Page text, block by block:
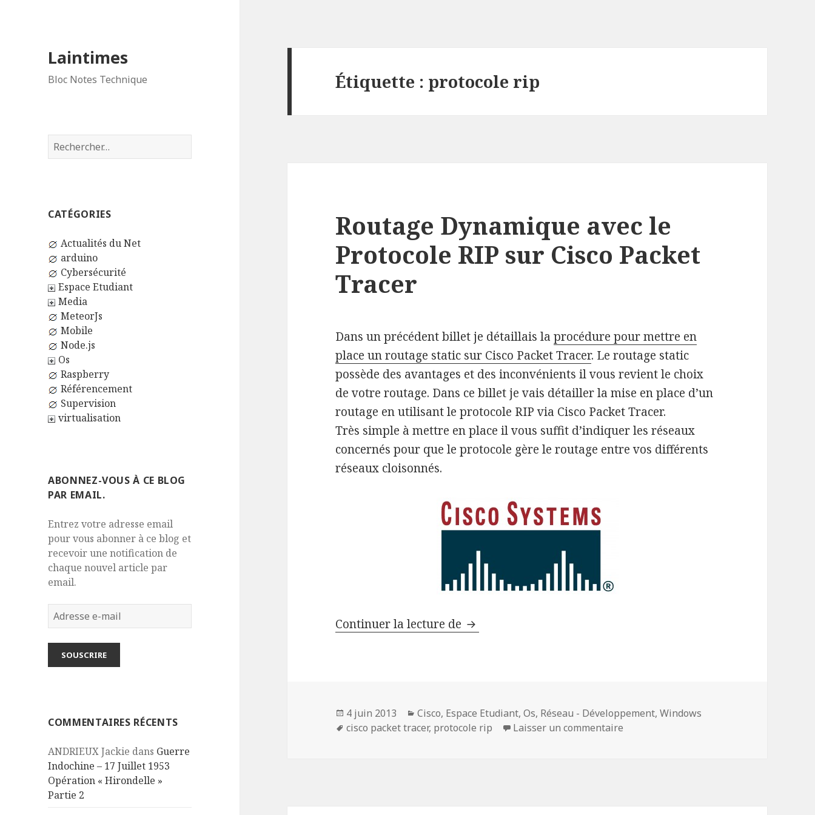
Laintimes
Bloc Notes Technique
Rechercher :
CATÉGORIES
Actualités du Net
arduino
Cybersécurité
Espace Etudiant
Media
MeteorJs
Mobile
Node.js
Os
Raspberry
Référencement
Supervision
virtualisation
ABONNEZ-VOUS À CE BLOG
PAR EMAIL.
Entrez votre adresse email
pour vous abonner à ce blog et
recevoir une notification de
chaque nouvel article par
email.
Adresse
e-
mail
SOUSCRIRE
COMMENTAIRES RÉCENTS
ANDRIEUX Jackie dans Guerre
Indochine – 17 Juillet 1953
Opération « Hirondelle »
Partie 2
Étiquette : protocole rip
Routage Dynamique avec le
Protocole RIP sur Cisco Packet
Tracer
Dans un précédent billet je détaillais laprocédure pour mettre en
place un routage static sur Cisco Packet Tracer. Le routage static
possède des avantages et des inconvénients il vous revient le choix
de votre routage. Dans ce billet je vais détailler la mise en place d’un
routage en utilisant le protocole RIP via Cisco Packet Tracer.
Très simple à mettre en place il vous suffit d’indiquer les réseaux
concernés pour que le protocole gère le routage entre vos différents
réseaux cloisonnés.
Continuer la lecture de Routage Dynamique avec le Protocole RIP sur Cisco Packet
Publié
le
4 juin 2013 Catégories
Cisco, Espace Etudiant,Os, Réseau - Développement,Windows
Mots-
cisco packet tracer, protocole rip Laisser un commentaire